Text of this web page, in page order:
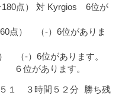
点） 対 Kyrgios 6位が
点） （-）6位がありま
（-）6位があります。
位があります。
１ ３時間５２分 勝ち残